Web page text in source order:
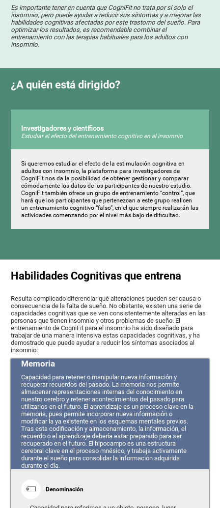
Es importante tener en cuenta que CogniFit no trata por sí solo el
insomnio, pero puede ayudar a reducir sus síntomas y a mejorar las
habilidades cognitivas afectadas por este trastorno del sueño. Para
optimizar los resultados, es recomendable combinar el
entrenamiento con las terapias habituales para los adultos con
insomnio.
¿A quién está dirigido?
Investigadores y científicos
Estudiar el efecto del entrenamiento cognitivo en el insomnio
Si queremos estudiar el efecto de la estimulación cognitiva en
adultos con insomnio, la plataforma para investigadores de
CogniFit nos da la posibilidad de obtener gestionar y comparar
cómodamente los datos de los participantes de nuestro estudio.
CogniFit también ofrece un grupo de entrenamiento “control”, que
hará que los participantes que pertenezcan a este grupo realicen
un entrenamiento cognitivo “falso”, en el que siempre realizarán las
actividades comenzando por el nivel más bajo de dificultad.
Habilidades Cognitivas que entrena
Resulta complicado diferenciar qué alteraciones pueden ser causa o
consecuencia de la falta de sueño. No obstante, existen una serie de
capacidades cognitivas que se ven consistentemente alteradas en las
personas que tienen insomnio y otros problemas de sueño. El
entrenamiento de CogniFit para el insomnio ha sido diseñado para
trabajar de una manera intensiva estas capacidades cognitivas, y ha
demostrado que puede ayudar a reducir los síntomas asociados al
insomnio:
Memoria
Capacidad para retener o manipular nueva información y
recuperar recuerdos del pasado. La memoria nos permite
almacenar representaciones internas del conocimiento en
nuestro cerebro y retener acontecimientos del pasado para
utilizarlos en el futuro. El aprendizaje es un proceso clave en la
memoria, pues permite incorporar nueva información o
modificar la ya existente en los esquemas mentales previos.
Tras esta codificación y almacenamiento, la información, el
recuerdo o el aprendizaje debería estar preparado para ser
recuperado en el futuro. El hipocampo es una estructura
cerebral clave en el proceso mnésico, y trabaja activamente
durante el sueño para consolidar la información adquirida
durante el día.
Denominación